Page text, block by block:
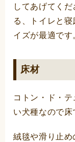
してあげてく
る、トイレと
イズが最適です
床材
コトン・ド・
い犬種なので床
絨毯や滑り止め